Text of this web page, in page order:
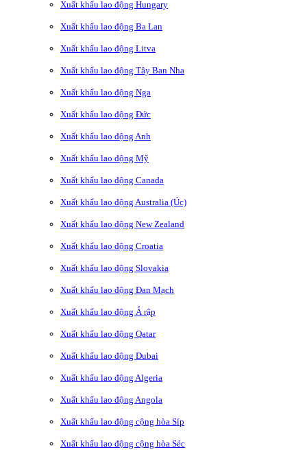
Xuất khẩu lao động Hungary
Xuất khẩu lao động Ba Lan
Xuất khẩu lao động Litva
Xuất khẩu lao động Tây Ban Nha
Xuất khẩu lao động Nga
Xuất khẩu lao động Đức
Xuất khẩu lao động Anh
Xuất khẩu lao động Mỹ
Xuất khẩu lao động Canada
Xuất khẩu lao động Australia (Úc)
Xuất khẩu lao động New Zealand
Xuất khẩu lao động Croatia
Xuất khẩu lao động Slovakia
Xuất khẩu lao động Đan Mạch
Xuất khẩu lao động Ả rập
Xuất khẩu lao động Qatar
Xuất khẩu lao động Dubai
Xuất khẩu lao động Algeria
Xuất khẩu lao động Angola
Xuất khẩu lao động cộng hòa Síp
Xuất khẩu lao động cộng hòa Séc